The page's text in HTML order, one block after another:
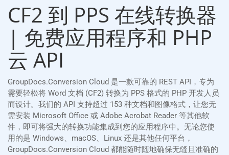
CF2 到 PPS 在线转换器
| 免费应用程序和 PHP
云 API
GroupDocs.Conversion Cloud 是一款可靠的 REST API，专为
需要轻松将 Word 文档 (CF2) 转换为 PPS 格式的 PHP 开发人员
而设计。我们的 API 支持超过 153 种文档和图像格式，让您无
需安装 Microsoft Office 或 Adobe Acrobat Reader 等其他软
件，即可将强大的转换功能集成到您的应用程序中。无论您使
用的是 Windows、macOS、Linux 还是其他任何平台，
GroupDocs.Conversion Cloud 都能随时随地确保无缝且准确的